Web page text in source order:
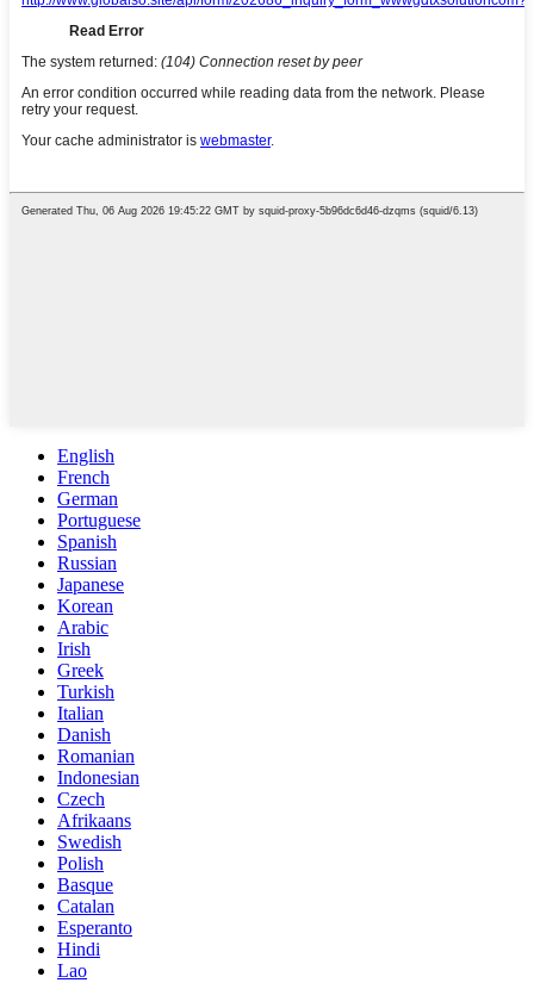
English
French
German
Portuguese
Spanish
Russian
Japanese
Korean
Arabic
Irish
Greek
Turkish
Italian
Danish
Romanian
Indonesian
Czech
Afrikaans
Swedish
Polish
Basque
Catalan
Esperanto
Hindi
Lao